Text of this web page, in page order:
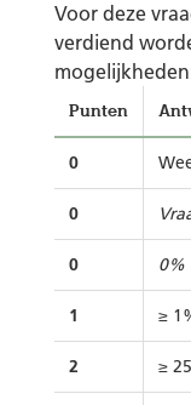
Voor deze
verdiend
Punten
0
0
0 0%
1 ≥
2 ≥